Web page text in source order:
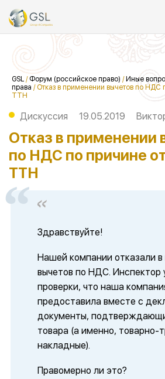
GSL / Форум (российское право) / Иные
права /Отказ в применении вычетов по НДС
ТТН
Дискуссия 19.05.2019
Отказ в применении
по НДС по причине
ТТН
Здравствуйте!
Нашей компании отказали
вычетов по НДС. Инспектор
проверки, что наша
предоставила вместе с
документы,
товара (а именно, товарно-
накладные).
Правомерно ли это?